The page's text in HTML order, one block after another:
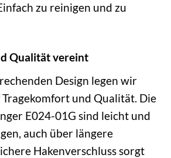
zu reinigen und zu
Qualität vereint
Design legen wir
und Qualität. Die
E024-01G sind leicht und
auch über längere
Hakenverschluss sorgt